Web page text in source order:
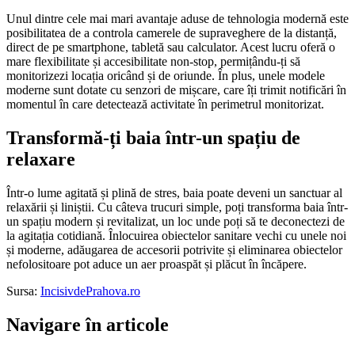
Unul dintre cele mai mari avantaje aduse de tehnologia modernă este
posibilitatea de a controla camerele de supraveghere de la distanță,
direct de pe smartphone, tabletă sau calculator. Acest lucru oferă o
mare flexibilitate și accesibilitate non-stop, permițându-ți să
monitorizezi locația oricând și de oriunde. În plus, unele modele
moderne sunt dotate cu senzori de mișcare, care îți trimit notificări în
momentul în care detectează activitate în perimetrul monitorizat.
Transformă-ți baia într-un spațiu de
relaxare
Într-o lume agitată și plină de stres, baia poate deveni un sanctuar al
relaxării și liniștii. Cu câteva trucuri simple, poți transforma baia într-
un spațiu modern și revitalizat, un loc unde poți să te deconectezi de
la agitația cotidiană. Înlocuirea obiectelor sanitare vechi cu unele noi
și moderne, adăugarea de accesorii potrivite și eliminarea obiectelor
nefolositoare pot aduce un aer proaspăt și plăcut în încăpere.
Sursa: IncisivdePrahova.ro
Navigare în articole